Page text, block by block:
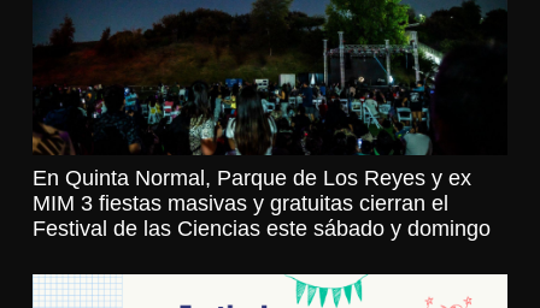
En Quinta Normal, Parque de Los Reyes y ex
MIM 3 fiestas masivas y gratuitas cierran el
Festival de las Ciencias este sábado y domingo